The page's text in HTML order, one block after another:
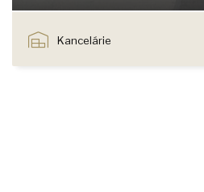
Kancelárie